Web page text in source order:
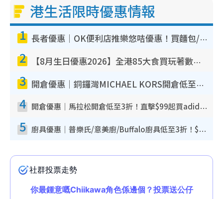
港生活限時優惠情報
1 長者優惠｜OK便利店推樂悠咭優惠！買麵包/牛奶/保健品拍卡即減
2 【8月生日優惠2026】全港85大食買玩著數攻略 自助餐/火鍋放題同行免費＋誠品/DONKI送現金券
3 開倉優惠｜銅鑼灣MICHAEL KORS開倉低至17折！直擊$500起買手袋/銀包/鞋款 必買經典Jet Set系列
4 開倉優惠｜馬拉松開倉低至3折！直擊$99起買adidas／New Balance／Puma鞋款 STANLEY保溫杯劈價至$119起
5 廚具優惠｜普樂氏/意美廚/Buffalo廚具低至3折！$89起買煎鍋／炒鑊／個人鍋 同場小家電激減至$99起